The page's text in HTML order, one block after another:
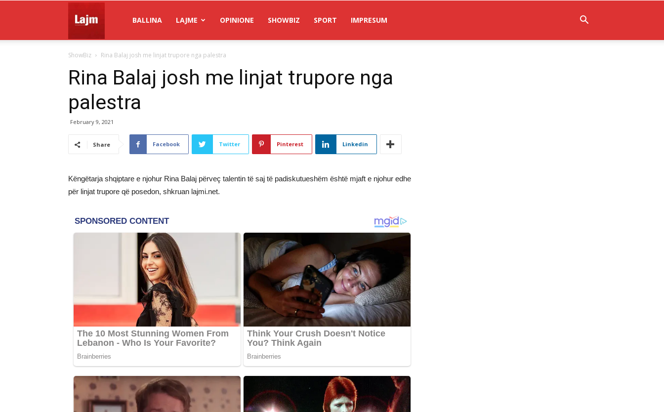
Lajm
BALLINA LAJME OPINIONE SHOWBIZ SPORT IMPRESUM
ShowBiz Rina Balaj josh me linjat trupore nga palestra
Rina Balaj josh me linjat trupore nga
palestra
February 9, 2021
Share Facebook Twitter Pinterest Linkedin
Këngëtarja shqiptare e njohur Rina Balaj përveç talentin të saj të padiskutueshëm është mjaft e njohur edhe
për linjat trupore që posedon, shkruan lajmi.net.